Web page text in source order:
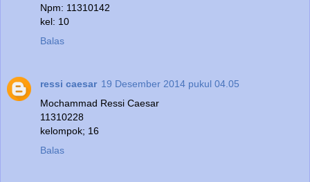
Npm: 11310142
kel: 10
Balas
ressi caesar 19 Desember 2014 pukul 04.05
Mochammad Ressi Caesar
11310228
kelompok; 16
Balas